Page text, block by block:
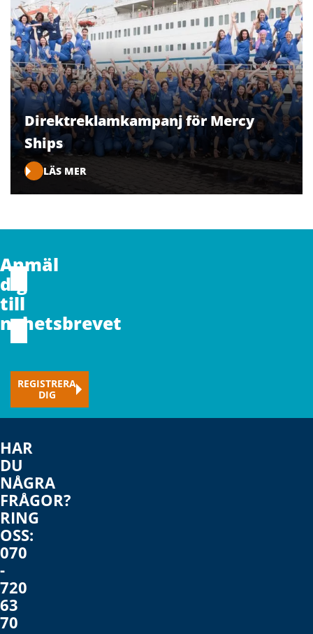
Direktreklamkampanj för Mercy
Ships
LÄS MER
Anmäl
dig
till
nyhetsbrevet
CAPTCHA
Förnamn
E-
REGISTRERA
DIG
HAR
DU
NÅGRA
FRÅGOR?
RING
OSS:
070
-
720
63
70